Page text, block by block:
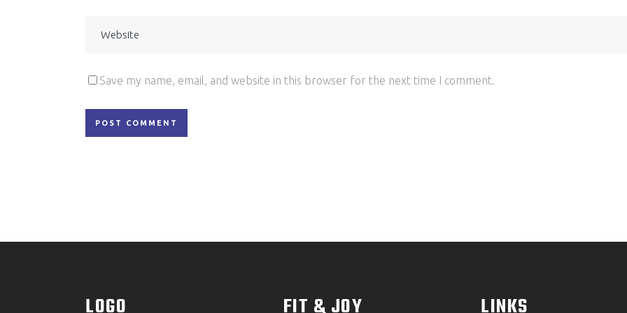
Save my name, email, and website in this browser for the next time I comment.